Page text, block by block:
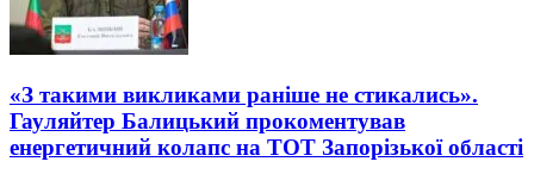
«З такими викликами раніше не стикались».
Гауляйтер Балицький прокоментував
енергетичний колапс на ТОТ Запорізької області